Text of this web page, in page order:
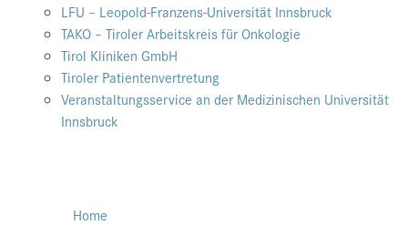
LFU – Leopold-Franzens-Universität Innsbruck
TAKO – Tiroler Arbeitskreis für Onkologie
Tirol Kliniken GmbH
Tiroler Patientenvertretung
Veranstaltungsservice an der Medizinischen Universität
Innsbruck
Home